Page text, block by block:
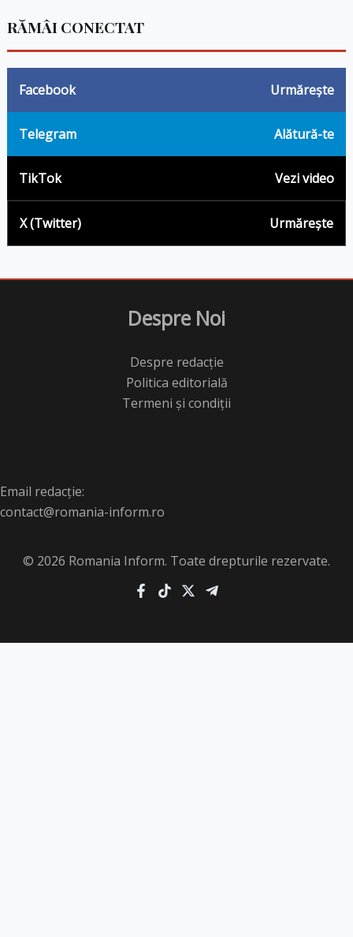
RĂMÂI CONECTAT
Facebook Urmărește
Telegram Alătură-te
TikTok Vezi video
X (Twitter) Urmărește
Despre Noi
Despre redacție
Politica editorială
Termeni și condiții
Email redacție:
contact@romania-inform.ro
© 2026 Romania Inform. Toate drepturile rezervate.